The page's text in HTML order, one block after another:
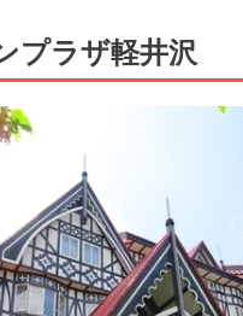
プラザ軽井沢